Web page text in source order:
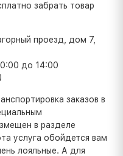
забрать товар
проезд, дом 7,
до 14:00
заказов в
в разделе
услуга обойдется вам
лояльные. А для